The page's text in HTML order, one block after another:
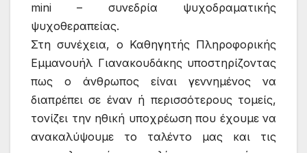
mini – συνεδρία ψυχοδραματικής
ψυχοθεραπείας.
Στη συνέχεια, ο Καθηγητής Πληροφορικής
Εμμανουήλ Γιανακουδάκης υποστηρίζοντας
πως ο άνθρωπος είναι γεννημένος να
διαπρέπει σε έναν ή περισσότερους τομείς,
τονίζει την ηθική υποχρέωση που έχουμε να
ανακαλύψουμε το ταλέντο μας και τις